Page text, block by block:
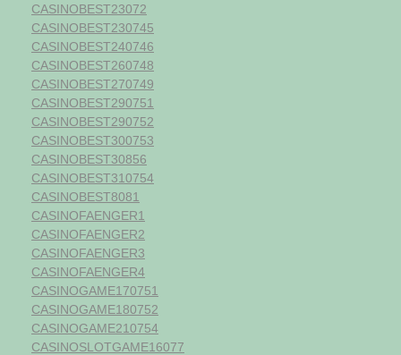
CASINOBEST23072
CASINOBEST230745
CASINOBEST240746
CASINOBEST260748
CASINOBEST270749
CASINOBEST290751
CASINOBEST290752
CASINOBEST300753
CASINOBEST30856
CASINOBEST310754
CASINOBEST8081
CASINOFAENGER1
CASINOFAENGER2
CASINOFAENGER3
CASINOFAENGER4
CASINOGAME170751
CASINOGAME180752
CASINOGAME210754
CASINOSLOTGAME16077